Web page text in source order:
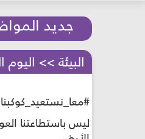
جديد
البيئة >> اليوم
#معا_نستعيد_كوكبنا
ليس باستطاعتنا